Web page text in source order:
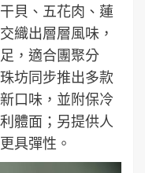
貝、五花肉、蓮
織出層層風味，
，適合團聚分
坊同步推出多款
口味，並附保冷
體面；另提供人
具彈性。